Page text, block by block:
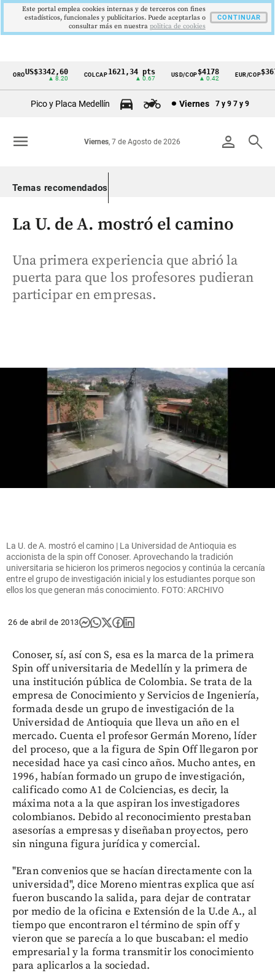
Cintillo
Colombia
OROUS$3342,60
▲ 8.20
COLCAP1621,34 pts
▲ 0.67
USD/COP$4178
▲ 0.42
EUR/COP$3672
Pico y Placa Medellín Viernes 7 y 9 7 y 9
person search
Viernes, 7 de Agosto de 2026
menu
Temas recomendados
La U. de A. mostró el camino
Una primera experiencia que abrió la
puerta para que los profesores pudieran
participar en empresas.
La U. de A. mostró el camino | La Universidad de Antioquia es
accionista de la spin off Conoser. Aprovechando la tradición
universitaria se hicieron los primeros negocios y continúa la cercanía
entre el grupo de investigación inicial y los estudiantes porque son
ellos los que generan más conocimiento. FOTO: ARCHIVO
26 de abril de 2013
Conoser, sí, así con S, esa es la marca de la primera
Spin off universitaria de Medellín y la primera de
una institución pública de Colombia. Se trata de la
empresa de Conocimiento y Servicios de Ingeniería,
formada desde un grupo de investigación de la
Universidad de Antioquia que lleva un año en el
mercado. Cuenta el profesor Germán Moreno, líder
del proceso, que a la figura de Spin Off llegaron por
necesidad hace ya casi cinco años. Mucho antes, en
1996, habían formado un grupo de investigación,
calificado como A1 de Colciencias, es decir, la
máxima nota a la que aspiran los investigadores
colombianos. Debido al reconocimiento prestaban
asesorías a empresas y diseñaban proyectos, pero
sin ninguna figura jurídica y comercial.
"Eran convenios que se hacían directamente con la
universidad", dice Moreno mientras explica que así
fueron buscando la salida, para dejar de contratar
por medio de la oficina e Extensión de la U.de A., al
tiempo que encontraron el término de spin off y
vieron que se parecía a lo que buscaban: el medio
empresarial y la forma transmitir los conocimiento
para aplicarlos a la sociedad.
Este portal emplea cookies internas y de terceros con fines
estadísticos, funcionales y publicitarios. Puede aceptarlas o
consultar más en nuestra politica de cookies
CONTINUAR